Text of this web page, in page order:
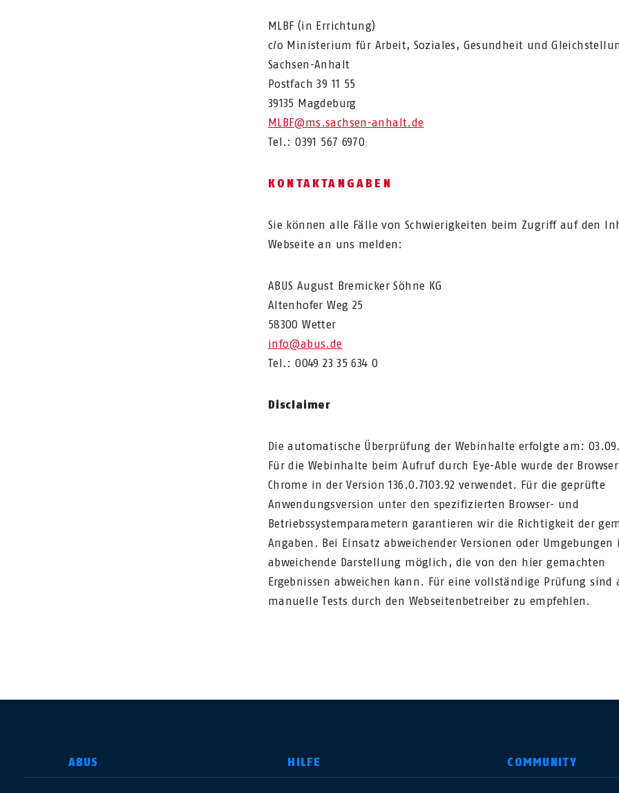
MLBF (in Errichtung)
c/o Ministerium für Arbeit, Soziales, Gesundheit und
Sachsen-Anhalt
Postfach 39 11 55
39135 Magdeburg
MLBF@ms.sachsen-anhalt.de
Tel.: 0391 567 6970
KONTAKTANGABEN
Sie können alle Fälle von Schwierigkeiten beim Zugriff auf den
Webseite an uns melden:
ABUS August Bremicker Söhne KG
Altenhofer Weg 25
58300 Wetter
info@abus.de
Tel.: 0049 23 35 634 0
Disclaimer
Die automatische Überprüfung der Webinhalte erfolgte am:
Für die Webinhalte beim Aufruf durch Eye-Able wurde der
Chrome in der Version 136.0.7103.92 verwendet. Für die geprüfte
Anwendungsversion unter den spezifizierten Browser- und
Betriebssystemparametern garantieren wir die Richtigkeit der
Angaben. Bei Einsatz abweichender Versionen oder Umgebungen
abweichende Darstellung möglich, die von den hier gemachten
Ergebnissen abweichen kann. Für eine vollständige Prüfung sind
manuelle Tests durch den Webseitenbetreiber zu empfehlen.
ABUS HILFE COMMUNITY
LAND AUSWÄHLEN